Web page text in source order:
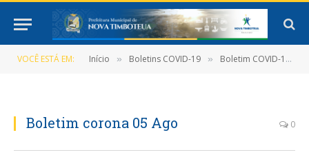
VOCÊ ESTÁ EM: Início » Boletins COVID-19 » Boletim COVID-19 (05/08/2021)
Boletim corona 05 Ago 0